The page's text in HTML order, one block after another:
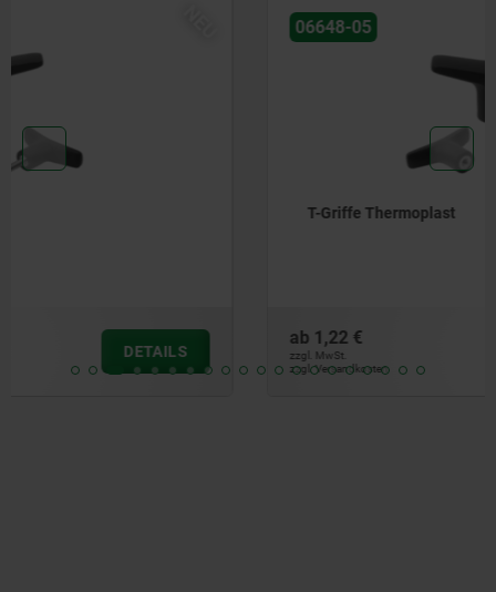
1,22 €
zzgl. Versandkosten